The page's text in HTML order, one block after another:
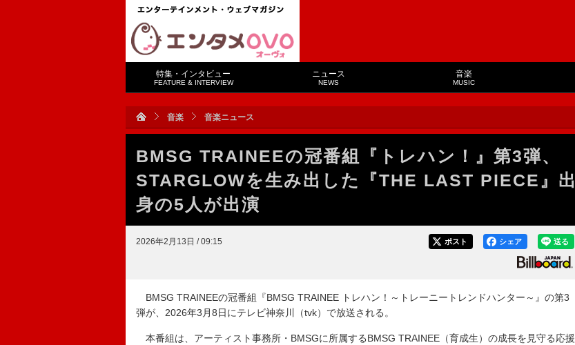
特集・インタビュー
FEATURE & INTERVIEW
ニュース
NEWS
音楽
MUSIC
音楽 音楽ニュース
BMSG TRAINEEの冠番組『トレハン！』第3弾、
STARGLOWを生み出した『THE LAST PIECE』出
身の5人が出演
2026年2月13日 / 09:15 送る
シェア
ポスト
BMSG TRAINEEの冠番組『BMSG TRAINEE トレハン！～トレーニートレンドハンター～』の第3
弾が、2026年3月8日にテレビ神奈川（tvk）で放送される。
本番組は、アーティスト事務所・BMSGに所属するBMSG TRAINEE（育成生）の成長を見守る応援